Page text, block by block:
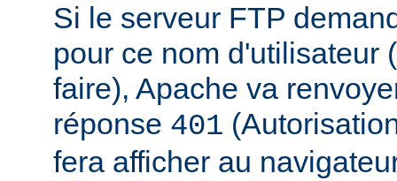
Si le serveur FTP
pour ce nom d'utilisateur
faire), Apache va
réponse 401
fera afficher au